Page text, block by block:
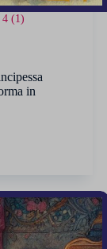
4 (1)
in